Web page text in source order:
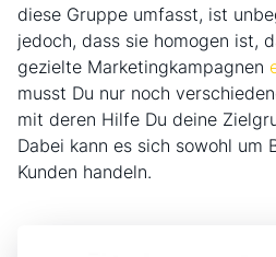
diese Gruppe umfasst, ist
jedoch, dass sie homogen ist,
gezielte Marketingkampagnen
musst Du nur noch
mit deren Hilfe Du deine
Dabei kann es sich sowohl um
Kunden handeln.